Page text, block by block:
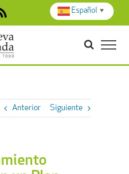
Rss
Anterior Siguiente
Español ▼